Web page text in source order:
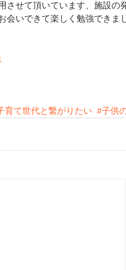
させて頂いています、施設の
会いできて楽しく勉強できま
育て世代と繋がりたい #子供